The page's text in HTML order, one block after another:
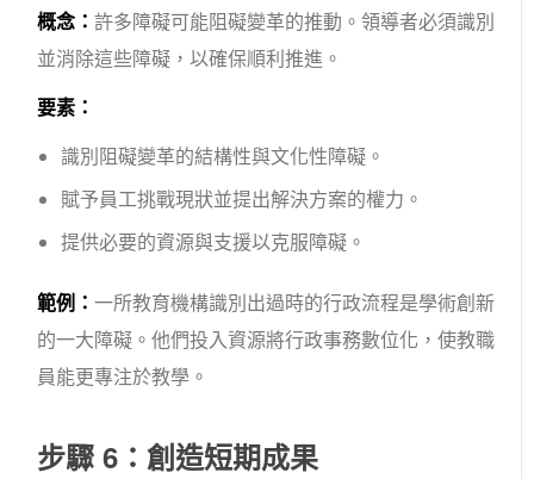
概念：許多障礙可能阻礙變革的推動。領導者必須識別
並消除這些障礙，以確保順利推進。
要素：
識別阻礙變革的結構性與文化性障礙。
賦予員工挑戰現狀並提出解決方案的權力。
提供必要的資源與支援以克服障礙。
範例：一所教育機構識別出過時的行政流程是學術創新
的一大障礙。他們投入資源將行政事務數位化，使教職
員能更專注於教學。
步驟 6：創造短期成果